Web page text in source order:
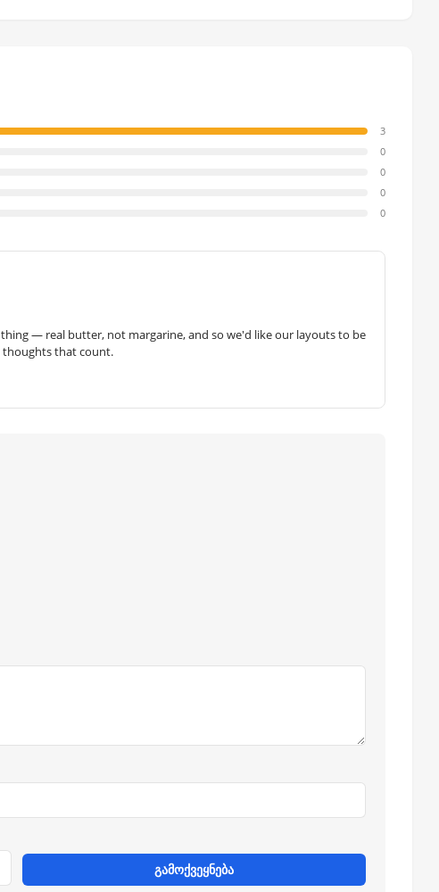
3
0
0
0
0
thing — real butter, not margarine, and so we'd like our layouts to be
that count.
გამოქვეყნება